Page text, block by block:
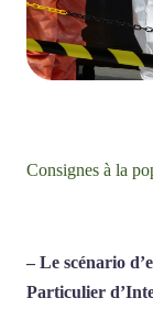
Consignes à la
– Le scénario
Particulier